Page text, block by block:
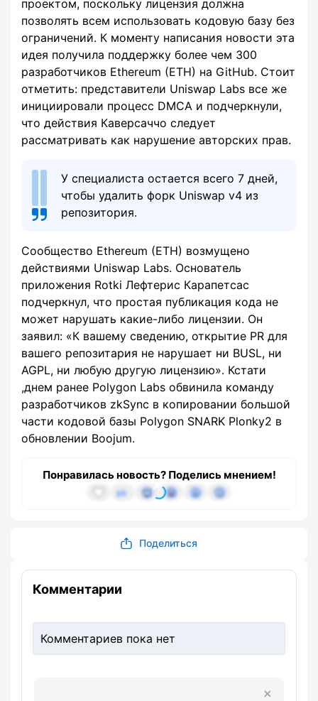
проектом, поскольку лицензия должна
позволять всем использовать кодовую базу без
ограничений. К моменту написания новости эта
идея получила поддержку более чем 300
разработчиков Ethereum (ETH) на GitHub. Стоит
отметить: представители Uniswap Labs все же
инициировали процесс DMCA и подчеркнули,
что действия Каверсаччо следует
рассматривать как нарушение авторских прав.
У специалиста остается всего 7 дней,
чтобы удалить форк Uniswap v4 из
репозитория.
Сообщество Ethereum (ETH) возмущено
действиями Uniswap Labs. Основатель
приложения Rotki Лефтерис Карапетсас
подчеркнул, что простая публикация кода не
может нарушать какие-либо лицензии. Он
заявил: «К вашему сведению, открытие PR для
вашего репозитария не нарушает ни BUSL, ни
AGPL, ни любую другую лицензию». Кстати
,днем ранее Polygon Labs обвинила команду
разработчиков zkSync в копировании большой
части кодовой базы Polygon SNARK Plonky2 в
обновлении Boojum.
Понравилась новость? Поделись мнением!
Поделиться
Комментарии
Комментариев пока нет